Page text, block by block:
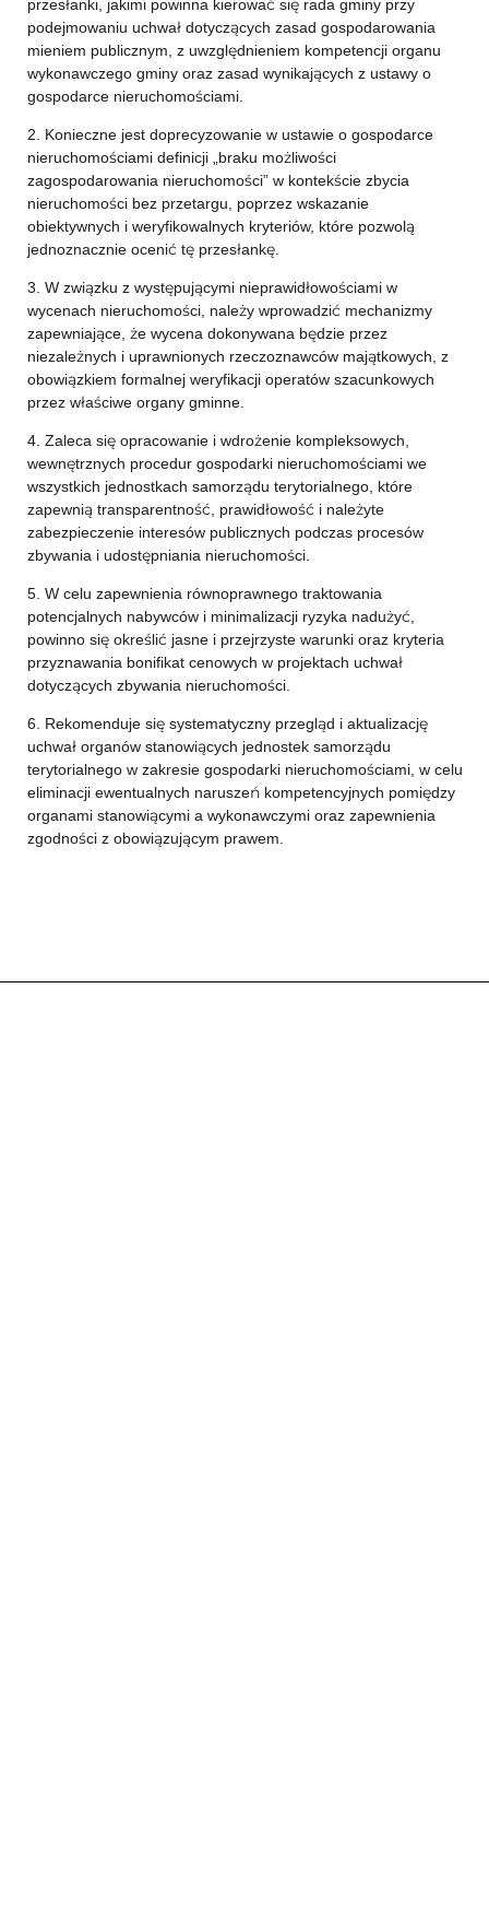
przesłanki, jakimi powinna kierować się rada gminy przy
podejmowaniu uchwał dotyczących zasad gospodarowania
mieniem publicznym, z uwzględnieniem kompetencji organu
wykonawczego gminy oraz zasad wynikających z ustawy o
gospodarce nieruchomościami.
2. Konieczne jest doprecyzowanie w ustawie o gospodarce
nieruchomościami definicji „braku możliwości
zagospodarowania nieruchomości” w kontekście zbycia
nieruchomości bez przetargu, poprzez wskazanie
obiektywnych i weryfikowalnych kryteriów, które pozwolą
jednoznacznie ocenić tę przesłankę.
3. W związku z występującymi nieprawidłowościami w
wycenach nieruchomości, należy wprowadzić mechanizmy
zapewniające, że wycena dokonywana będzie przez
niezależnych i uprawnionych rzeczoznawców majątkowych, z
obowiązkiem formalnej weryfikacji operatów szacunkowych
przez właściwe organy gminne.
4. Zaleca się opracowanie i wdrożenie kompleksowych,
wewnętrznych procedur gospodarki nieruchomościami we
wszystkich jednostkach samorządu terytorialnego, które
zapewnią transparentność, prawidłowość i należyte
zabezpieczenie interesów publicznych podczas procesów
zbywania i udostępniania nieruchomości.
5. W celu zapewnienia równoprawnego traktowania
potencjalnych nabywców i minimalizacji ryzyka nadużyć,
powinno się określić jasne i przejrzyste warunki oraz kryteria
przyznawania bonifikat cenowych w projektach uchwał
dotyczących zbywania nieruchomości.
6. Rekomenduje się systematyczny przegląd i aktualizację
uchwał organów stanowiących jednostek samorządu
terytorialnego w zakresie gospodarki nieruchomościami, w celu
eliminacji ewentualnych naruszeń kompetencyjnych pomiędzy
organami stanowiącymi a wykonawczymi oraz zapewnienia
zgodności z obowiązującym prawem.